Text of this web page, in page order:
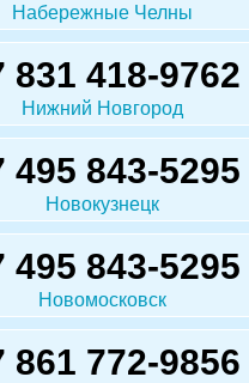
Набережные Челны
831 418-9762
Нижний Новгород
495 843-5295
Новокузнецк
495 843-5295
Новомосковск
861 772-9856